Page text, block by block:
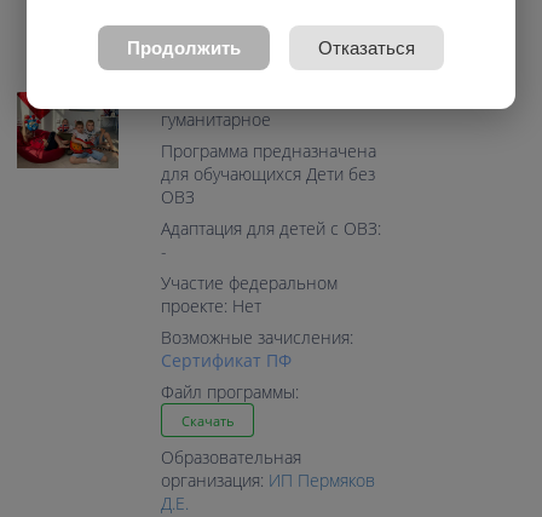
Возраст: 11-17 лет
гуманитарное
Программа предназначена
для обучающихся Дети без
ОВЗ
Адаптация для детей с ОВЗ:
-
Участие федеральном
проекте: Нет
Возможные зачисления:
Cертификат ПФ
Файл программы:
Скачать
Образовательная
организация: ИП Пермяков
Д.Е.
Продолжить Отказаться